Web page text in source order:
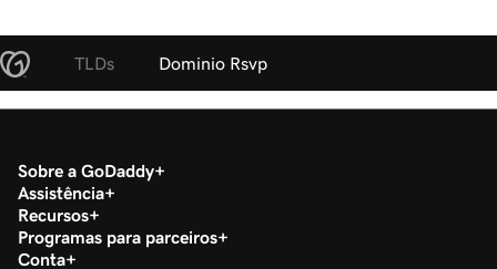
TLDs Dominio Rsvp
Sobre a GoDaddy
Assistência
Recursos
Programas para parceiros
Conta